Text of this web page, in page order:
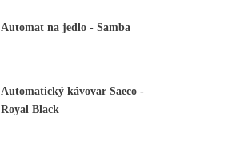
Automat na jedlo - Samba
Automatický kávovar Saeco -
Royal Black